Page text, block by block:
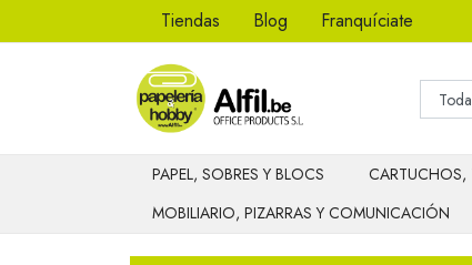
Tiendas Blog Franquíciate
PAPEL, SOBRES Y BLOCS CARTUCHOS,
MOBILIARIO, PIZARRAS Y COMUNICACIÓN